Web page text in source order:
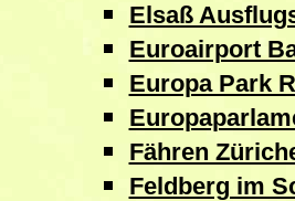
Elsaß
Euroairport
Europa Park
Fähren
Feldberg im